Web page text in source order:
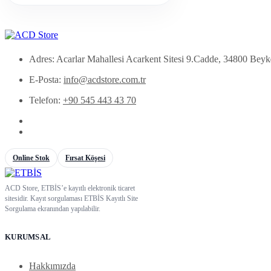
Adres: Acarlar Mahallesi Acarkent Sitesi 9.Cadde, 34800
E-Posta: info@acdstore.com.tr
Telefon: +90 545 443 43 70
Online Stok Fırsat Köşesi
ACD Store, ETBİS’e kayıtlı elektronik ticaret
sitesidir. Kayıt sorgulaması ETBİS Kayıtlı Site
Sorgulama ekranından yapılabilir.
KURUMSAL
Hakkımızda